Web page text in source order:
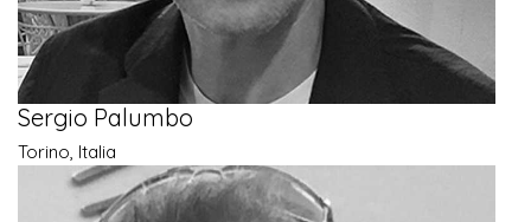
Sergio Palumbo
Torino, Italia